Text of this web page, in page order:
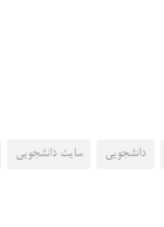
دانشجویی سایت دانشجویی